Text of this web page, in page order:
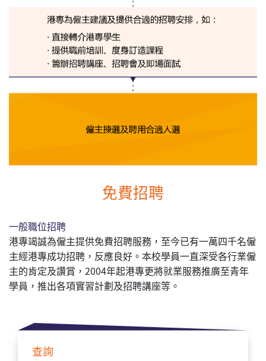
免費招聘
一般職位招聘
港專竭誠為僱主提供免費招聘服務，至今已有一萬四千名僱
主經港專成功招聘，反應良好。本校學員一直深受各行業僱
主的肯定及讚賞，2004年起港專更將就業服務推廣至青年
學員，推出各項實習計劃及招聘講座等。
查詢